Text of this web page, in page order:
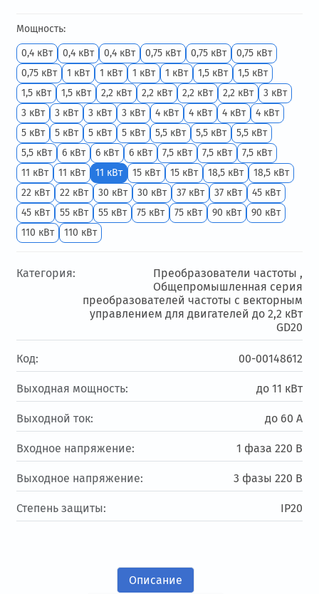
Мощность:
0,4 кВт
0,4 кВт 0,4 кВт 0,75 кВт 0,75 кВт
0,75 кВт
0,75 кВт
1 кВт 1 кВт 1 кВт 1 кВт 1,5 кВт
1,5 кВт
1,5 кВт
1,5 кВт 2,2 кВт 2,2 кВт 2,2 кВт 2,2 кВт
3 кВт
3 кВт
3 кВт 3 кВт 3 кВт 4 кВт 4 кВт 4 кВт
4 кВт
5 кВт
5 кВт 5 кВт 5 кВт 5,5 кВт 5,5 кВт
5,5 кВт
5,5 кВт
6 кВт 6 кВт 6 кВт 7,5 кВт 7,5 кВт
7,5 кВт
11 кВт
11 кВт 11 кВт 15 кВт 15 кВт 18,5 кВт
18,5 кВт
22 кВт
22 кВт 30 кВт 30 кВт 37 кВт 37 кВт
45 кВт
45 кВт
55 кВт 55 кВт 75 кВт 75 кВт 90 кВт
90 кВт
110 кВт
110 кВт
Категория:
Преобразователи частоты ,
Общепромышленная серия
преобразователей частоты с векторным
управлением для двигателей до 2,2 кВт
GD20
Код: 00-00148612
Выходная мощность: до 11 кВт
Выходной ток: до 60 А
Входное напряжение: 1 фаза 220 В
Выходное напряжение: 3 фазы 220 В
Степень защиты: IP20
Описание